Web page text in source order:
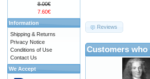
Reviews
Customers
8.00€
7.60€
Information
Shipping & Returns
Privacy Notice
Conditions of Use
Contact Us
We Accept